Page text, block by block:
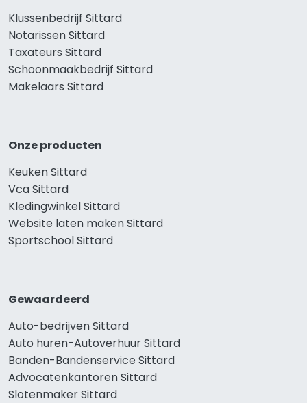
Klussenbedrijf Sittard
Notarissen Sittard
Taxateurs Sittard
Schoonmaakbedrijf Sittard
Makelaars Sittard
Onze producten
Keuken Sittard
Vca Sittard
Kledingwinkel Sittard
Website laten maken Sittard
Sportschool Sittard
Gewaardeerd
Auto-bedrijven Sittard
Auto huren-Autoverhuur Sittard
Banden-Bandenservice Sittard
Advocatenkantoren Sittard
Slotenmaker Sittard